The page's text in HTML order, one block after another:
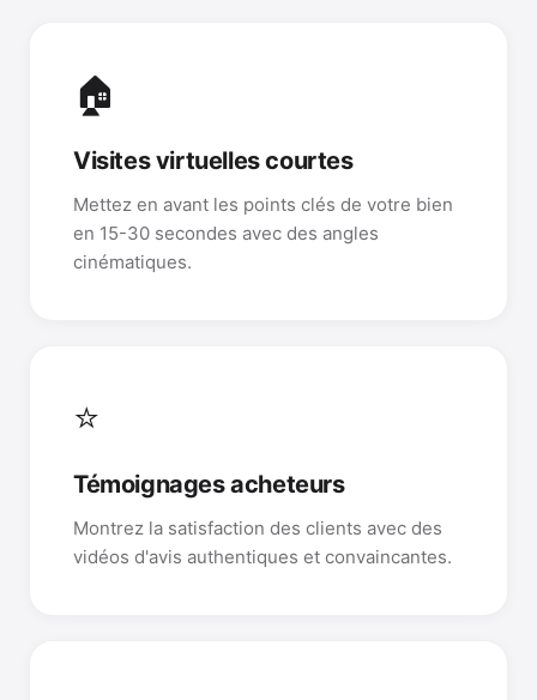
🏠
Visites virtuelles courtes
Mettez en avant les points clés de votre bien
en 15-30 secondes avec des angles
cinématiques.
⭐
Témoignages acheteurs
Montrez la satisfaction des clients avec des
vidéos d'avis authentiques et convaincantes.